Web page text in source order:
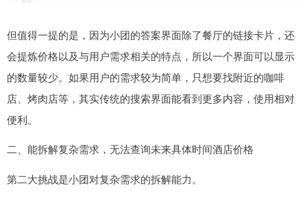
但值得一提的是，因为小团的答案界面除了餐厅的链接卡片，还
会提炼价格以及与用户需求相关的特点，所以一个界面可以显示
的数量较少。如果用户的需求较为简单，只想要找附近的咖啡
店、烤肉店等，其实传统的搜索界面能看到更多内容，使用相对
便利。
二、能拆解复杂需求，无法查询未来具体时间酒店价格
第二大挑战是小团对复杂需求的拆解能力。